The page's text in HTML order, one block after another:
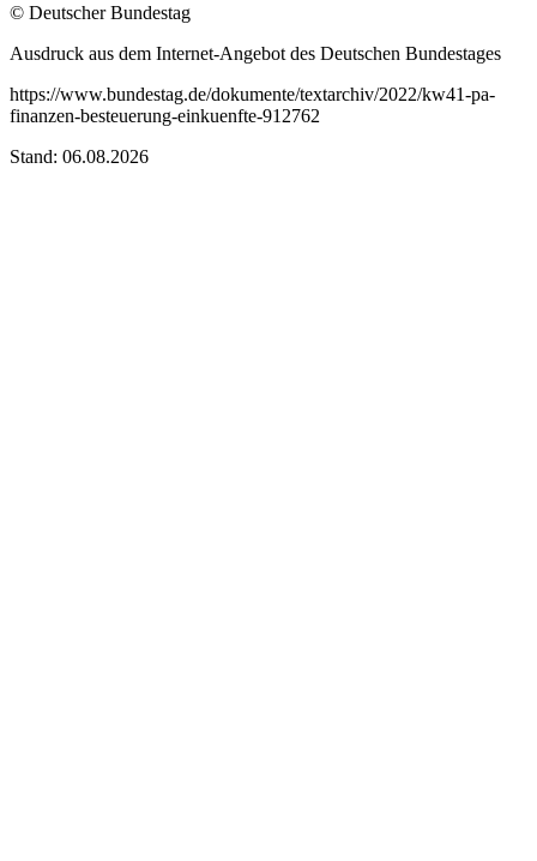
© Deutscher Bundestag
Ausdruck aus dem Internet-Angebot des Deutschen Bundestages
https://www.bundestag.de/dokumente/textarchiv/2022/kw41-pa-
finanzen-besteuerung-einkuenfte-912762
Stand: 06.08.2026